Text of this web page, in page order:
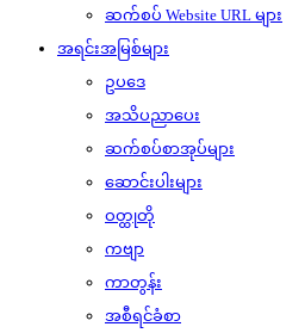
ဆက်စပ် Website URL များ
အရင်းအမြစ်များ
ဥပဒေ
အသိပညာပေး
ဆက်စပ်စာအုပ်များ
ဆောင်းပါးများ
ဝတ္ထုတို
ကဗျာ
ကာတွန်း
အစီရင်ခံစာ